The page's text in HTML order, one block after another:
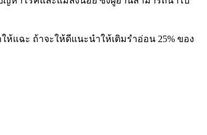
แฉะ ถ้าจะให้ดีแนะนำให้เติมรำอ่อน 25% ของ